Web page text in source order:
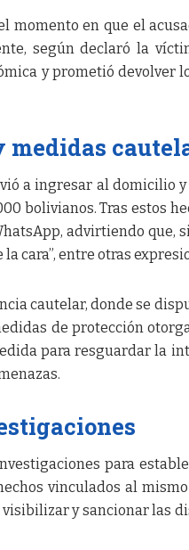
momento en que el
según declaró la
y prometió devolver
medidas
a ingresar al domicilio
bolivianos. Tras estos
advirtiendo que,
cara”, entre otras
cautelar, donde se
de protección
para resguardar la
para
vinculados al
visibilizar y sancionar las